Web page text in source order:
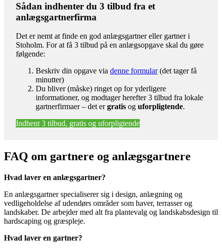
Sådan indhenter du 3 tilbud fra et
anlægsgartnerfirma
Det er nemt at finde en god anlægsgartner eller gartner i
Stoholm. For at få 3 tilbud på en anlægsopgave skal du gøre
følgende:
Beskriv din opgave via denne formular(det tager få
minutter)
Du bliver (måske) ringet op for yderligere
informationer, og modtager herefter 3 tilbud fra lokale
gartnerfirmaer – det ergratis og uforpligtende.
Indhent 3 tilbud, gratis og uforpligtende
FAQ om gartnere og anlægsgartnere
Hvad laver en anlægsgartner?
En anlægsgartner specialiserer sig i design, anlægning og
vedligeholdelse af udendørs områder som haver, terrasser og
landskaber. De arbejder med alt fra plantevalg og landskabsdesign til
hardscaping og græspleje.
Hvad laver en gartner?